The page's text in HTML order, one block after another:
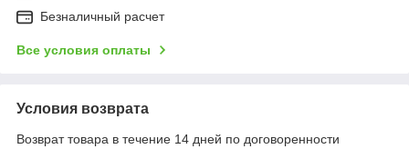
Безналичный расчет
Все условия оплаты
Условия возврата
Возврат товара в течение 14 дней по договоренности